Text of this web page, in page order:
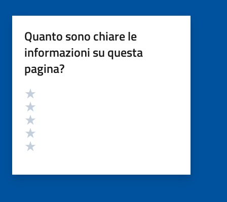
Quanto sono chiare le
informazioni su questa
pagina?
Valutazione